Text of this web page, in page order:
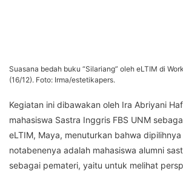
Suasana bedah buku “Silariang” oleh eLTIM di
(16/12). Foto: Irma/estetikapers.
Kegiatan ini dibawakan oleh Ira Abriyani
mahasiswa Sastra Inggris FBS UNM
eLTIM, Maya, menuturkan bahwa
notabenenya adalah mahasiswa alumni
sebagai pemateri, yaitu untuk melihat